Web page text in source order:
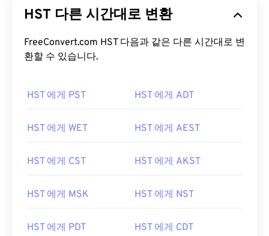
HST 다른 시간대로 변환
FreeConvert.com HST 다음과 같은 다른 시간대로 변
환할 수 있습니다.
HST 에게 PST HST 에게 ADT
HST 에게 WET HST 에게 AEST
HST 에게 CST HST 에게 AKST
HST 에게 MSK HST 에게 NST
HST 에게 PDT HST 에게 CDT